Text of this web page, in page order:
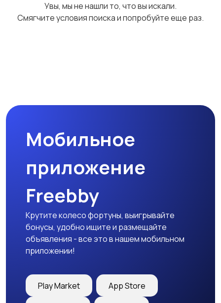
Увы, мы не нашли то, что вы искали.
Смягчите условия поиска и попробуйте еще раз.
Мобильное
приложение
Freebby
Крутите колесо фортуны, выигрывайте
бонусы, удобно ищите и размещайте
объявления - все это в нашем мобильном
приложении!
Play Market App Store